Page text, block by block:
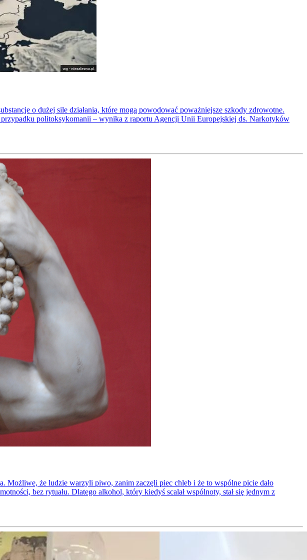
o dużej sile działania, które mogą powodować poważniejsze szkody zdrowotne.
politoksykomanii – wynika z raportu Agencji Unii Europejskiej ds. Narkotyków
Możliwe, że ludzie warzyli piwo, zanim zaczęli piec chleb i że to wspólne picie dało
bez rytuału. Dlatego alkohol, który kiedyś scalał wspólnoty, stał się jednym z